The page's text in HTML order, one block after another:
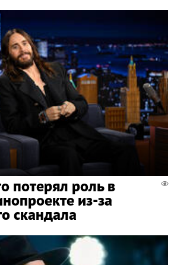
потерял роль в
из-за
скандала